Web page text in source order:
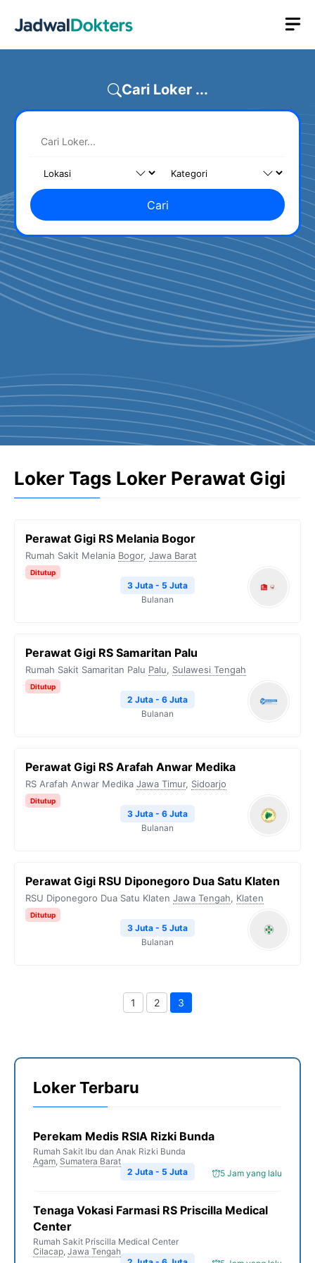
Cari Loker ...
Cari
Loker Tags Loker Perawat Gigi
Perawat Gigi RS Melania Bogor
Rumah Sakit Melania Bogor, Jawa Barat
Ditutup
3 Juta - 5 Juta
Bulanan
Perawat Gigi RS Samaritan Palu
Rumah Sakit Samaritan Palu Palu, Sulawesi Tengah
Ditutup
2 Juta - 6 Juta
Bulanan
Perawat Gigi RS Arafah Anwar Medika
RS Arafah Anwar Medika Jawa Timur, Sidoarjo
Ditutup
3 Juta - 6 Juta
Bulanan
Perawat Gigi RSU Diponegoro Dua Satu Klaten
RSU Diponegoro Dua Satu Klaten Jawa Tengah, Klaten
Ditutup
3 Juta - 5 Juta
Bulanan
Page
1 Page
2 3
Loker Terbaru
Perekam Medis RSIA Rizki Bunda
Rumah Sakit Ibu dan Anak Rizki Bunda
Agam, Sumatera Barat
5 Jam yang lalu
2 Juta - 5 Juta
Tenaga Vokasi Farmasi RS Priscilla Medical
Center
Rumah Sakit Priscilla Medical Center
Cilacap, Jawa Tengah